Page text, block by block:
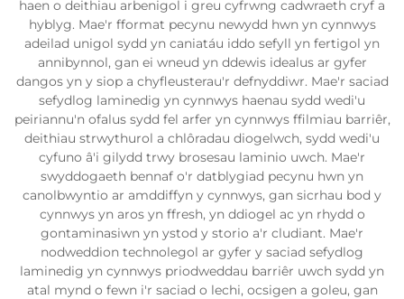
haen o deithiau arbenigol i greu cyfrwng cadwraeth cryf a
hyblyg. Mae'r fformat pecynu newydd hwn yn cynnwys
adeilad unigol sydd yn caniatáu iddo sefyll yn fertigol yn
annibynnol, gan ei wneud yn ddewis idealus ar gyfer
dangos yn y siop a chyfleusterau'r defnyddiwr. Mae'r saciad
sefydlog laminedig yn cynnwys haenau sydd wedi'u
peiriannu'n ofalus sydd fel arfer yn cynnwys ffilmiau barriêr,
deithiau strwythurol a chlôradau diogelwch, sydd wedi'u
cyfuno â'i gilydd trwy brosesau laminio uwch. Mae'r
swyddogaeth bennaf o'r datblygiad pecynu hwn yn
canolbwyntio ar amddiffyn y cynnwys, gan sicrhau bod y
cynnwys yn aros yn ffresh, yn ddiogel ac yn rhydd o
gontaminasiwn yn ystod y storio a'r cludiant. Mae'r
nodweddion technolegol ar gyfer y saciad sefydlog
laminedig yn cynnwys priodweddau barriêr uwch sydd yn
atal mynd o fewn i'r saciad o lechi, ocsigen a goleu, gan